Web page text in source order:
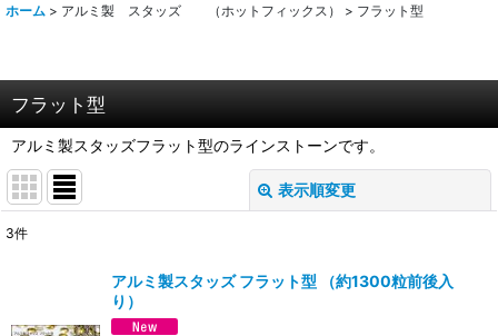
ホーム > アルミ製 スタッズ （ホットフィックス） > フラット型
フラット型
アルミ製スタッズフラット型のラインストーンです。
表示順変更
3件
アルミ製スタッズ フラット型 （約1300粒前後入
り）